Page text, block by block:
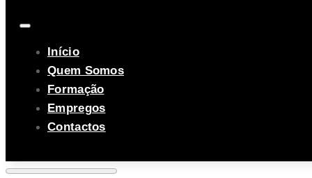
Início
Quem Somos
Formação
Empregos
Contactos